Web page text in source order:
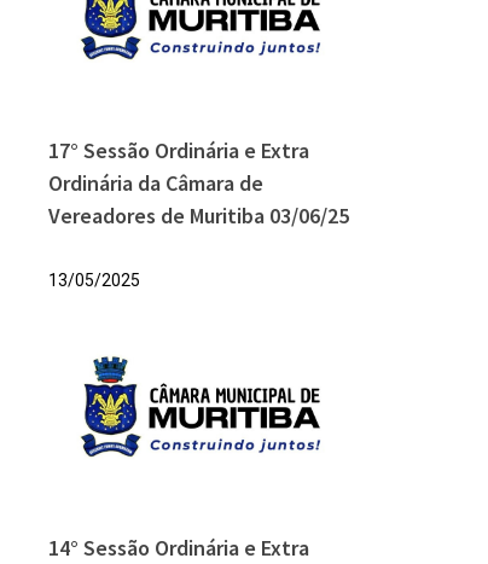
17° Sessão Ordinária e Extra
Ordinária da Câmara de
Vereadores de Muritiba 03/06/25
13/05/2025
14° Sessão Ordinária e Extra